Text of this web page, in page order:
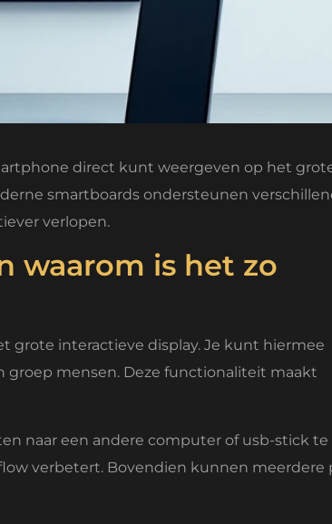
direct kunt weergeven op het
smartboards ondersteunen
verlopen.
waarom is het zo
grote interactieve display. Je kunt hiermee
groep mensen. Deze functionaliteit maakt
naar een andere computer of usb-stick te
verbetert. Bovendien kunnen meerdere